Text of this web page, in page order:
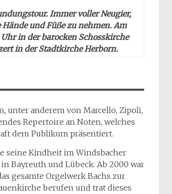
Immer voller Neugier,
und Füße zu nehmen. Am
in der barocken Schosskirche
in der Stadtkirche Herborn.
unter anderem von Marcello, Zipoli,
Repertoire an Noten, welches
dem Publikum präsentiert.
seine Kindheit im Windsbacher
Bayreuth und Lübeck. Ab 2000 war
gesamte Orgelwerk Bachs zur
berufen und trat dieses